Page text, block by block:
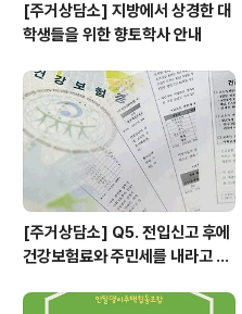
[주거상담소] 지방에서 상경한 대
학생들을 위한 향토학사 안내
[주거상담소] Q5. 전입신고 후에
건강보험료와 주민세를 내라고 고